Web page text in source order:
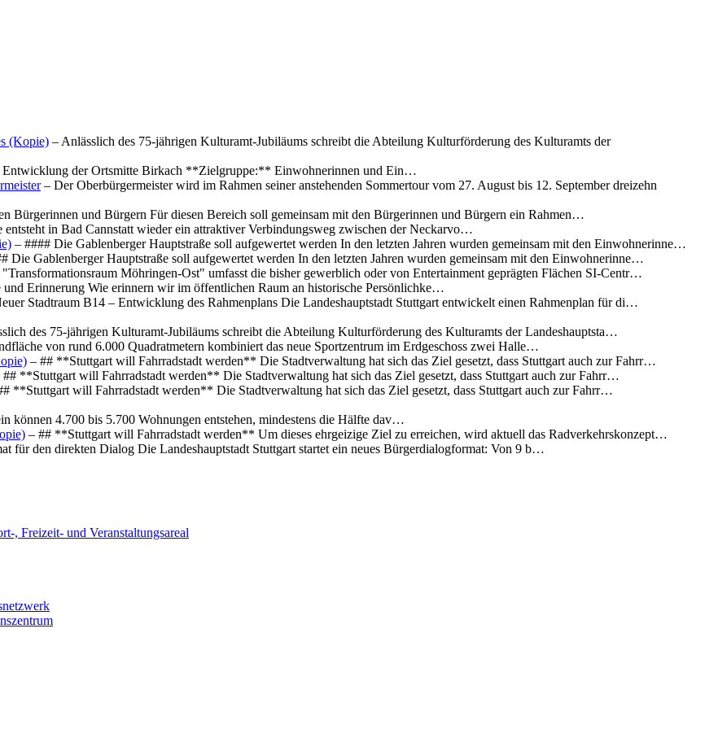
(Kopie) – Anlässlich des 75-jährigen Kulturamt-Jubiläums schreibt die Abteilung Kulturförderung des Kulturamts der
der Ortsmitte Birkach **Zielgruppe:** Einwohnerinnen und Ein…
– Der Oberbürgermeister wird im Rahmen seiner anstehenden Sommertour vom 27. August bis 12. September dreizehn
Bürgerinnen und Bürgern Für diesen Bereich soll gemeinsam mit den Bürgerinnen und Bürgern ein Rahmen…
in Bad Cannstatt wieder ein attraktiver Verbindungsweg zwischen der Neckarvo…
– #### Die Gablenberger Hauptstraße soll aufgewertet werden In den letzten Jahren wurden gemeinsam mit den Einwohnerinne…
Die Gablenberger Hauptstraße soll aufgewertet werden In den letzten Jahren wurden gemeinsam mit den Einwohnerinne…
Möhringen-Ost" umfasst die bisher gewerblich oder von Entertainment geprägten Flächen SI-Centr…
und Erinnerung Wie erinnern wir im öffentlichen Raum an historische Persönlichke…
Stadtraum B14 – Entwicklung des Rahmenplans Die Landeshauptstadt Stuttgart entwickelt einen Rahmenplan für di…
des 75-jährigen Kulturamt-Jubiläums schreibt die Abteilung Kulturförderung des Kulturamts der Landeshauptsta…
von rund 6.000 Quadratmetern kombiniert das neue Sportzentrum im Erdgeschoss zwei Halle…
– ## **Stuttgart will Fahrradstadt werden** Die Stadtverwaltung hat sich das Ziel gesetzt, dass Stuttgart auch zur Fahrr…
## **Stuttgart will Fahrradstadt werden** Die Stadtverwaltung hat sich das Ziel gesetzt, dass Stuttgart auch zur Fahrr…
**Stuttgart will Fahrradstadt werden** Die Stadtverwaltung hat sich das Ziel gesetzt, dass Stuttgart auch zur Fahrr…
können 4.700 bis 5.700 Wohnungen entstehen, mindestens die Hälfte dav…
– ## **Stuttgart will Fahrradstadt werden** Um dieses ehrgeizige Ziel zu erreichen, wird aktuell das Radverkehrskonzept…
für den direkten Dialog Die Landeshauptstadt Stuttgart startet ein neues Bürgerdialogformat: Von 9 b…
, Freizeit- und Veranstaltungsareal